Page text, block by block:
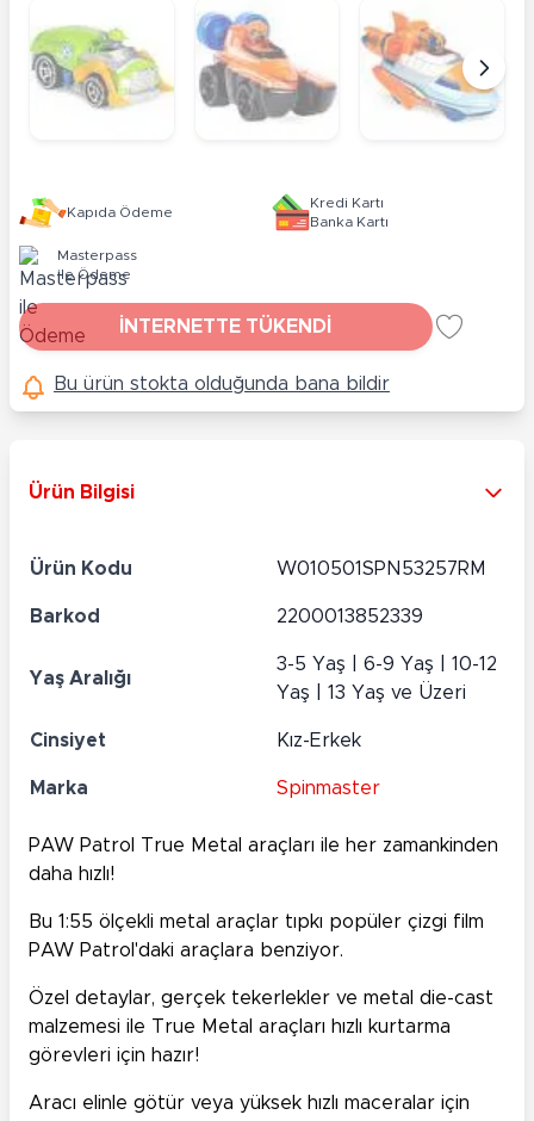
Kapıda Ödeme
Kredi Kartı
Banka Kartı
Masterpass
ile Ödeme
İNTERNETTE TÜKENDİ
Bu ürün stokta olduğunda bana bildir
Ürün Bilgisi
Ürün Kodu W010501SPN53257RM
Barkod 2200013852339
Yaş Aralığı
3-5 Yaş | 6-9 Yaş | 10-12
Yaş | 13 Yaş ve Üzeri
Cinsiyet Kız-Erkek
Marka Spinmaster
PAW Patrol True Metal araçları ile her zamankinden
daha hızlı!
Bu 1:55 ölçekli metal araçlar tıpkı popüler çizgi film
PAW Patrol'daki araçlara benziyor.
Özel detaylar, gerçek tekerlekler ve metal die-cast
malzemesi ile True Metal araçları hızlı kurtarma
görevleri için hazır!
Aracı elinle götür veya yüksek hızlı maceralar için